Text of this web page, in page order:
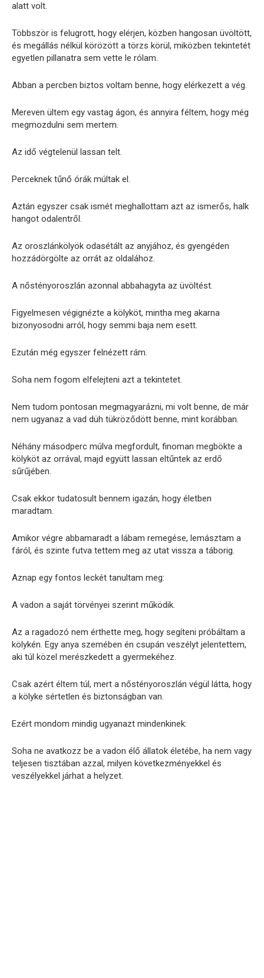
alatt volt.
Többször is felugrott, hogy elérjen, közben hangosan üvöltött,
és megállás nélkül körözött a törzs körül, miközben tekintetét
egyetlen pillanatra sem vette le rólam.
Abban a percben biztos voltam benne, hogy elérkezett a vég.
Mereven ültem egy vastag ágon, és annyira féltem, hogy még
megmozdulni sem mertem.
Az idő végtelenül lassan telt.
Perceknek tűnő órák múltak el.
Aztán egyszer csak ismét meghallottam azt az ismerős, halk
hangot odalentről.
Az oroszlánkölyök odasétált az anyjához, és gyengéden
hozzádörgölte az orrát az oldalához.
A nőstényoroszlán azonnal abbahagyta az üvöltést.
Figyelmesen végignézte a kölyköt, mintha meg akarna
bizonyosodni arról, hogy semmi baja nem esett.
Ezután még egyszer felnézett rám.
Soha nem fogom elfelejteni azt a tekintetet.
Nem tudom pontosan megmagyarázni, mi volt benne, de már
nem ugyanaz a vad düh tükröződött benne, mint korábban.
Néhány másodperc múlva megfordult, finoman megbökte a
kölyköt az orrával, majd együtt lassan eltűntek az erdő
sűrűjében.
Csak ekkor tudatosult bennem igazán, hogy életben
maradtam.
Amikor végre abbamaradt a lábam remegése, lemásztam a
fáról, és szinte futva tettem meg az utat vissza a táborig.
Aznap egy fontos leckét tanultam meg:
A vadon a saját törvényei szerint működik.
Az a ragadozó nem érthette meg, hogy segíteni próbáltam a
kölykén. Egy anya szemében én csupán veszélyt jelentettem,
aki túl közel merészkedett a gyermekéhez.
Csak azért éltem túl, mert a nőstényoroszlán végül látta, hogy
a kölyke sértetlen és biztonságban van.
Ezért mondom mindig ugyanazt mindenkinek:
Soha ne avatkozz be a vadon élő állatok életébe, ha nem vagy
teljesen tisztában azzal, milyen következményekkel és
veszélyekkel járhat a helyzet.